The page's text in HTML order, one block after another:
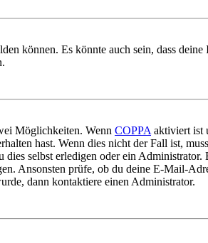
können. Es könnte auch sein, dass deine
Möglichkeiten. Wenn COPPA aktiviert ist
hast. Wenn dies nicht der Fall ist,
selbst erledigen oder ein Administrator.
Ansonsten prüfe, ob du deine E-Mail-
dann kontaktiere einen Administrator.